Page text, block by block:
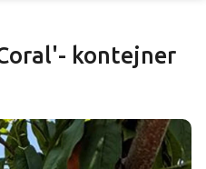
kontejner